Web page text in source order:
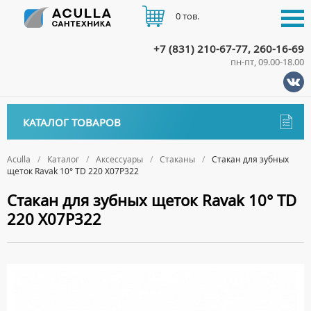
Aculla Каталог Аксессуары Стаканы
Стакан для зубных
щеток Ravak 10° TD 220 X07P322
Стакан для зубных щеток Ravak 10° TD
220 X07P322
КАТАЛОГ ТОВАРОВ
ДИСПЕНСЕРЫ
ДОЗАТОРЫ ДЛЯ МЫЛА
ЕРШИКИ
+7 (831) 210-67-77, 260-16-69
пн-пт, 09.00-18.00
0 тов.
ДОСТАВКА
ОПЛАТА